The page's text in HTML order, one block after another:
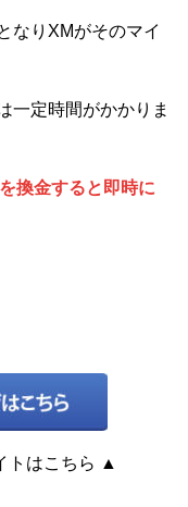
なりXMがそのマイ
一定時間がかかりま
換金すると即時に
トはこちら ▲